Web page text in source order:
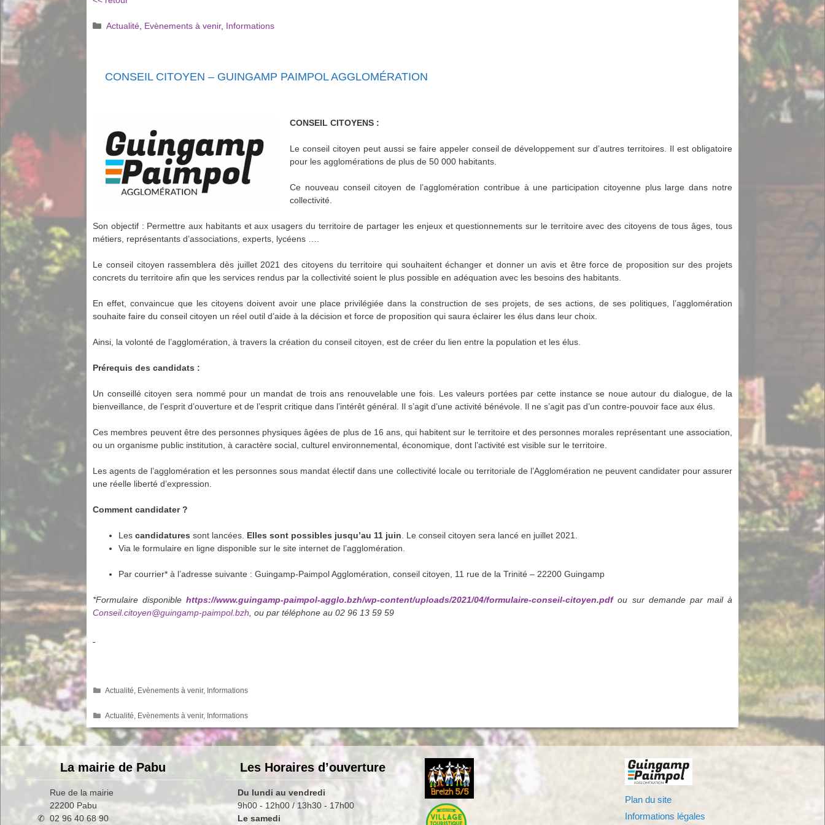
Catégories
Actualité, Evènements à venir, Informations
CONSEIL CITOYEN – GUINGAMP PAIMPOL AGGLOMÉRATION
CONSEIL CITOYENS :
Le conseil citoyen peut aussi se faire appeler conseil de développement sur d’autres territoires. Il est obligatoire
pour les agglomérations de plus de 50 000 habitants.
Ce nouveau conseil citoyen de l’agglomération contribue à une participation citoyenne plus large dans notre
collectivité.
Son objectif : Permettre aux habitants et aux usagers du territoire de partager les enjeux et questionnements sur le territoire avec des citoyens de tous âges, tous
métiers, représentants d’associations, experts, lycéens ….
Le conseil citoyen rassemblera dès juillet 2021 des citoyens du territoire qui souhaitent échanger et donner un avis et être force de proposition sur des projets
concrets du territoire afin que les services rendus par la collectivité soient le plus possible en adéquation avec les besoins des habitants.
En effet, convaincue que les citoyens doivent avoir une place privilégiée dans la construction de ses projets, de ses actions, de ses politiques, l’agglomération
souhaite faire du conseil citoyen un réel outil d’aide à la décision et force de proposition qui saura éclairer les élus dans leur choix.
Ainsi, la volonté de l’agglomération, à travers la création du conseil citoyen, est de créer du lien entre la population et les élus.
Prérequis des candidats :
Un conseillé citoyen sera nommé pour un mandat de trois ans renouvelable une fois. Les valeurs portées par cette instance se noue autour du dialogue, de la
bienveillance, de l’esprit d’ouverture et de l’esprit critique dans l’intérêt général. Il s’agit d’une activité bénévole. Il ne s’agit pas d’un contre-pouvoir face aux élus.
Ces membres peuvent être des personnes physiques âgées de plus de 16 ans, qui habitent sur le territoire et des personnes morales représentant une association,
ou un organisme public institution, à caractère social, culturel environnemental, économique, dont l’activité est visible sur le territoire.
Les agents de l’agglomération et les personnes sous mandat électif dans une collectivité locale ou territoriale de l’Agglomération ne peuvent candidater pour assurer
une réelle liberté d’expression.
Comment candidater ?
Lescandidatures sont lancées. Elles sont possibles jusqu’au 11 juin . Le conseil citoyen sera lancé en juillet 2021.
Via le formulaire en ligne disponible sur le site internet de l’agglomération.
Par courrier* à l’adresse suivante : Guingamp-Paimpol Agglomération, conseil citoyen, 11 rue de la Trinité – 22200 Guingamp
*Formulaire disponible https://www.guingamp-paimpol-agglo.bzh/wp-content/uploads/2021/04/formulaire-conseil-citoyen.pdf ou sur demande par mail à
Conseil.citoyen@guingamp-paimpol.bzh , ou par téléphone au 02 96 13 59 59
Catégories
Actualité Evènements à venir, Informations
Catégories
Actualité Evènements à venir, Informations
La mairie de Pabu
Rue de la mairie
22200 Pabu
✆ 02 96 40 68 90
Les Horaires d’ouverture
Du lundi au vendredi
9h00 - 12h00 / 13h30 - 17h00
Le samedi
Plan du site
Informations légales